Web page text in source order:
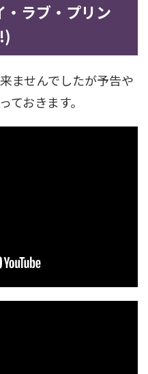
ラブ・プリン
ませんでしたが予告や
ておきます。